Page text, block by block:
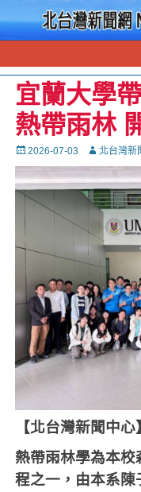
宜蘭大學
熱帶雨林
Posted
on
2026-07-03 Autor北台灣新
【北台灣新聞中心
熱帶雨林學為本
程之一，由本系